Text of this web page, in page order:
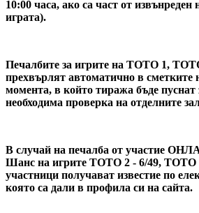
10:00 часа, ако са част от извънреден
играта).
Печалбите за игрите на ТОТО 1,
прехвърлят автоматично в сметките
момента, в който тиража бъде
необходима проверка на отделните
В случай на печалба от участие
Шанс на игрите ТОТО 2 - 6/49, ТОТО
участници получават известие по
която са дали в профила си на сайта.